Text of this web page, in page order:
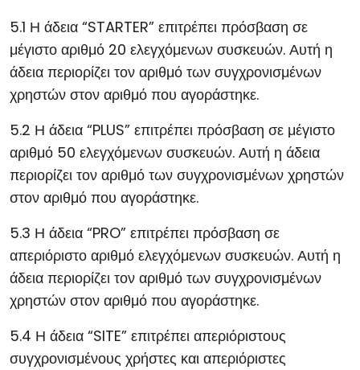
5.1 Η άδεια “STARTER” επιτρέπει πρόσβαση σε
μέγιστο αριθμό 20 ελεγχόμενων συσκευών. Αυτή η
άδεια περιορίζει τον αριθμό των συγχρονισμένων
χρηστών στον αριθμό που αγοράστηκε.
5.2 Η άδεια “PLUS” επιτρέπει πρόσβαση σε μέγιστο
αριθμό 50 ελεγχόμενων συσκευών. Αυτή η άδεια
περιορίζει τον αριθμό των συγχρονισμένων χρηστών
στον αριθμό που αγοράστηκε.
5.3 Η άδεια “PRO” επιτρέπει πρόσβαση σε
απεριόριστο αριθμό ελεγχόμενων συσκευών. Αυτή η
άδεια περιορίζει τον αριθμό των συγχρονισμένων
χρηστών στον αριθμό που αγοράστηκε.
5.4 Η άδεια “SITE” επιτρέπει απεριόριστους
συγχρονισμένους χρήστες και απεριόριστες